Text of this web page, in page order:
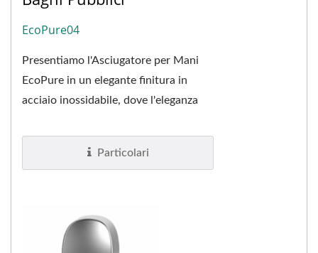
EcoPure04
Presentiamo l'Asciugatore per Mani
EcoPure in un elegante finitura in
acciaio inossidabile, dove l'eleganza
Questo...
Particolari